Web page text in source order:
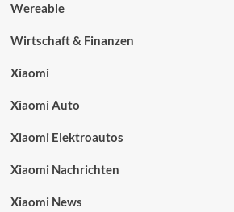
Wereable
Wirtschaft & Finanzen
Xiaomi
Xiaomi Auto
Xiaomi Elektroautos
Xiaomi Nachrichten
Xiaomi News